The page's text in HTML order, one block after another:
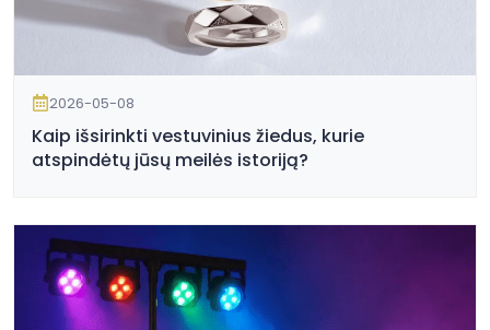
2026-05-08
Kaip išsirinkti vestuvinius žiedus, kurie
atspindėtų jūsų meilės istoriją?